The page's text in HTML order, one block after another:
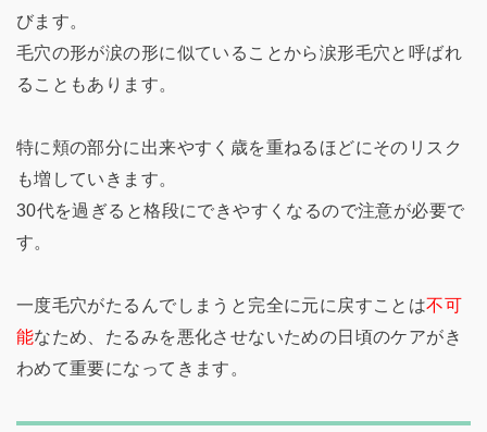
びます。
毛穴の形が涙の形に似ていることから涙形毛穴と呼ばれ
ることもあります。
特に頬の部分に出来やすく歳を重ねるほどにそのリスク
も増していきます。
30代を過ぎると格段にできやすくなるので注意が必要で
す。
一度毛穴がたるんでしまうと完全に元に戻すことは不可
能なため、たるみを悪化させないための日頃のケアがき
わめて重要になってきます。